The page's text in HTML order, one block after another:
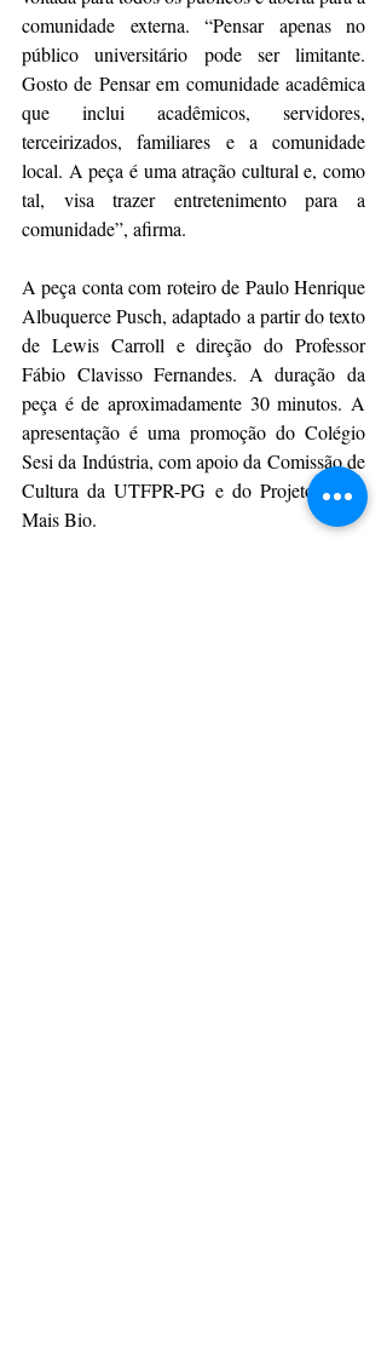
comunidade externa. “Pensar apenas no
público universitário pode ser limitante.
Gosto de Pensar em comunidade acadêmica
que inclui acadêmicos, servidores,
terceirizados, familiares e a comunidade
local. A peça é uma atração cultural e, como
tal, visa trazer entretenimento para a
comunidade”, afirma.
A peça conta com roteiro de Paulo Henrique
Albuquerce Pusch, adaptado a partir do texto
de Lewis Carroll e direção do Professor
Fábio Clavisso Fernandes. A duração da
peça é de aproximadamente 30 minutos. A
apresentação é uma promoção do Colégio
Sesi da Indústria, com apoio da Comissão de
Cultura da UTFPR-PG e do Projeto Viver
Mais Bio.